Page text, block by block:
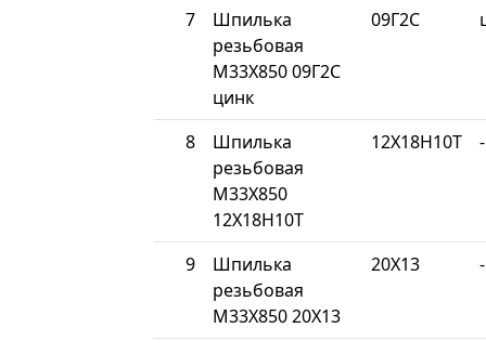
7
Шпилька
резьбовая
М33Х850 09Г2С
цинк
09Г2С
8
Шпилька
резьбовая
М33Х850
12Х18Н10Т
12Х18Н10Т -
9
Шпилька
резьбовая
М33Х850 20Х13
20Х13 -